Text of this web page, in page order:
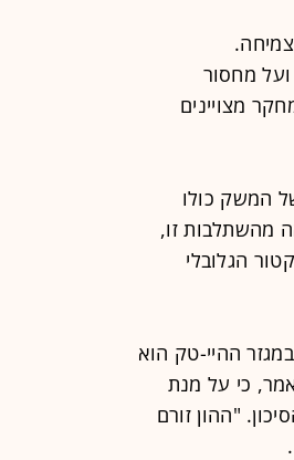
מחסור
מצויינים
המשק כולו
מהשתלבות זו,
הגלובלי
ההיי-טק הוא
כי על מנת
"ההון זורם